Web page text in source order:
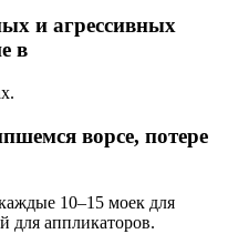
и агрессивных
в
ворсе, потере
10–15 моек для
для аппликаторов.